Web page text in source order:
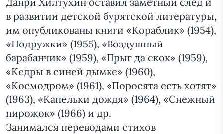
в развитии детской бурятской литературы,
им опубликованы книги «Кораблик» (1954),
«Подружки» (1955), «Воздушный
барабанчик» (1959), «Прыг да скок» (1959),
«Кедры в синей дымке» (1960),
«Космодром» (1961), «Поросята есть хотят»
(1963), «Капельки дождя» (1964), «Снежный
пирожок» (1966) и др.
Занимался переводами стихов